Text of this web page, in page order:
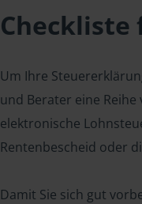
Checkliste
Um Ihre
und Berater eine
elektronische
Rentenbescheid oder
Damit Sie sich gut